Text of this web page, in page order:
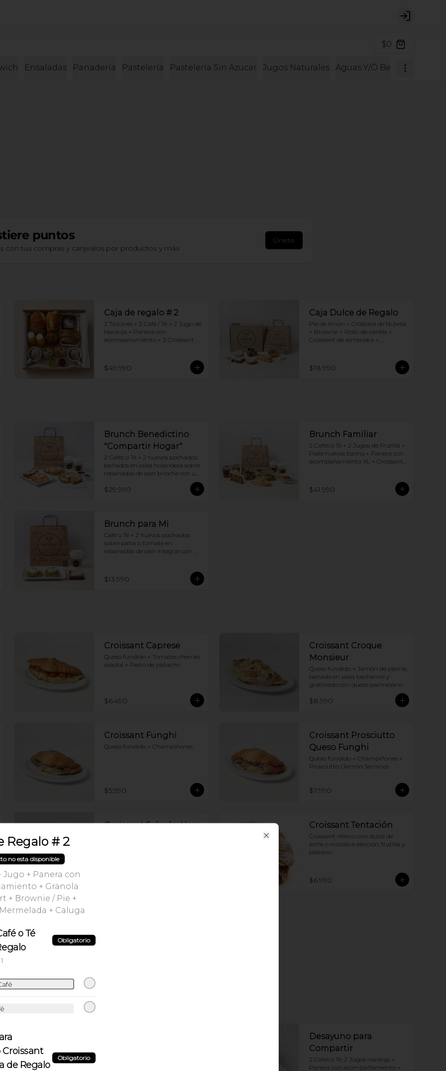
Login
$0
Ensaladas Panadería Pastelería Pastelería Sin Azucar Jugos Naturales Aguas Y/Ó Bebidas
puntos
con tus compras y canjealos por productos y más
Únete
Caja de regalo # 2
2 Tazones + 2 Café / Té + 2 Jugo de
Naranja + Panera con
acompañamiento + 2 Croissant
Arándano
$49.990
Caja Dulce de Regalo
Pie de limón + Crostata de Nutella
+ Brownie + Rollo de canela +
Croissant de almendra +
$18.990
Brunch Benedictino
"Compartir Hogar"
2 Cafés o Té + 2 huevos pochados
bañados en salsa holandesa sobre
rebanadas de pan brioche con un
Tostadas francesas + Croissant de
$29.990
Brunch Familiar
2 Cafés o Té + 2 Jugos de Frutilla +
Paila huevos tocino + Panera con
acompañamiento XL + Croissant
$41.990
Brunch para Mi
Café o Té + 2 huevos pochados
sobre palta o tomate en
rebanadas de pan integral con
$13.990
Croissant Caprese
Queso fundido + Tomates cherries
asados + Pesto de pistacho
$6.490
Croissant Croque
Monsieur
Queso fundido + Jamón de pierna,
bañado en salsa bechamel y
gratinado con queso parmesano
$8.990
Croissant Funghi
Queso fundido + Champiñones
$5.990
Croissant Prosciutto
Queso Funghi
Queso fundido + Champiñones +
Prosciutto (Jamón Serrano)
$7.990
Croissant Salmón Hass Croissant Tentación
Croissant relleno con dulce de
leche o nutella a elección, frutilla y
platano.
$6.990
Desayuno para
Compartir
2 Cafes o Te, 2 Jugos naranja +
Panera con acompañamiento +
Regalo # 2
no esta disponible
Jugo + Panera con
+ Granola
+ Brownie / Pie +
+ Caluga
o Té
Obligatorio
de Regalo
Obligatorio
Close